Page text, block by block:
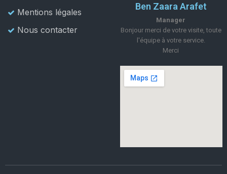
Mentions légales
Nous contacter
Ben Zaara Arafet
Manager
Bonjour merci de votre visite, toute
l'équipe à votre service.
Merci